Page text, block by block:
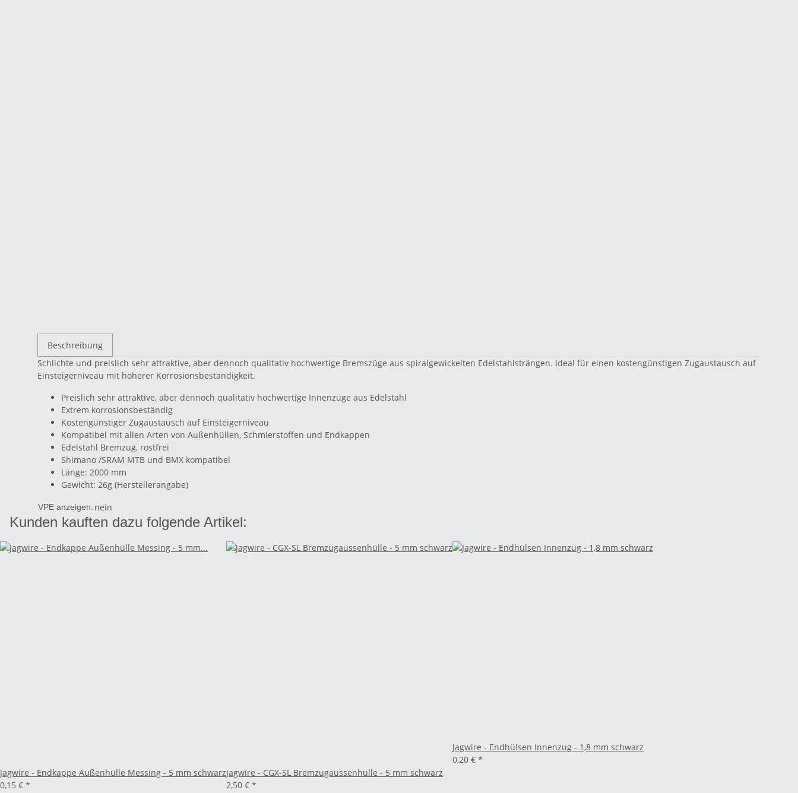
Beschreibung
Schlichte und preislich sehr attraktive, aber dennoch qualitativ hochwertige Bremszüge aus spiralgewickelten Edelstahlsträngen. Ideal für einen kostengünstigen Zugaustausch auf
Einsteigerniveau mit höherer Korrosionsbeständigkeit.
Preislich sehr attraktive, aber dennoch qualitativ hochwertige Innenzüge aus Edelstahl
Extrem korrosionsbeständig
Kostengünstiger Zugaustausch auf Einsteigerniveau
Kompatibel mit allen Arten von Außenhüllen, Schmierstoffen und Endkappen
Edelstahl Bremzug, rostfrei
Shimano /SRAM MTB und BMX kompatibel
Länge: 2000 mm
Gewicht: 26g (Herstellerangabe)
VPE anzeigen: nein
Kunden kauften dazu folgende Artikel:
Jagwire - Endkappe Außenhülle Messing - 5 mm schwarz
0,15 € *
Jagwire - CGX-SL Bremzugaussenhülle - 5 mm schwarz
2,50 € *
Jagwire - Endhülsen Innenzug - 1,8 mm schwarz
0,20 € *